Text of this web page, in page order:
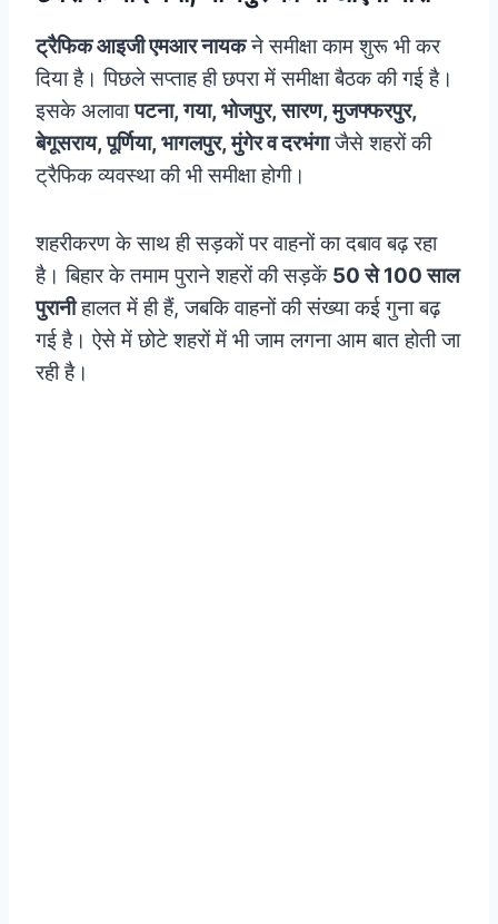
ट्रैफिक आइजी एमआर नायकने समीक्षा काम शुरू भी कर
दिया है। पिछले सप्ताह ही छपरा में समीक्षा बैठक की गई है।
इसके अलावापटना, गया, भोजपुर, सारण, मुजफ्फरपुर,
बेगूसराय, पूर्णिया, भागलपुर, मुंगेर व दरभंगाजैसे शहरों की
ट्रैफिक व्यवस्था की भी समीक्षा होगी।
शहरीकरण के साथ ही सड़कों पर वाहनों का दबाव बढ़ रहा
है। बिहार के तमाम पुराने शहरों की सड़कें 50 से 100 साल
पुरानीहालत में ही हैं, जबकि वाहनों की संख्‍या कई गुना बढ़
गई है। ऐसे में छोटे शहरों में भी जाम लगना आम बात होती जा
रही है।